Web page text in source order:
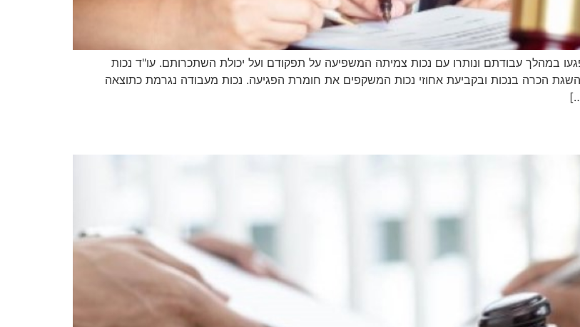
במהלך עבודתם ונותרו עם נכות צמיתה המשפיעה על תפקודם ועל יכולת השתכרותם. עו"ד נכות
הכרה בנכות ובקביעת אחוזי נכות המשקפים את חומרת הפגיעה. נכות מעבודה נגרמת כתוצאה